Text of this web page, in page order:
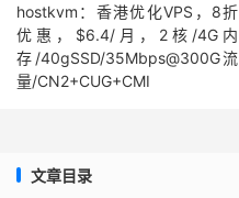
hostkvm：香港优化VPS，8折
优惠，$6.4/月，2核/4G内
存/40gSSD/35Mbps@300G流
量/CN2+CUG+CMI
文章目录